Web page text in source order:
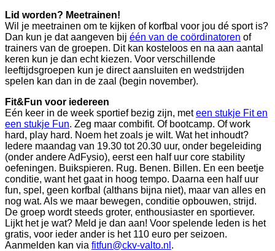
Lid worden? Meetrainen!
Wil je meetrainen om te kijken of korfbal voor jou dé sport is?
Dan kun je dat aangeven bij één van de coördinatoren of
trainers van de groepen. Dit kan kosteloos en na aan aantal
keren kun je dan echt kiezen. Voor verschillende
leeftijdsgroepen kun je direct aansluiten en wedstrijden
spelen kan dan in de zaal (begin november).
Fit&Fun voor iedereen
Eén keer in de week sportief bezig zijn, meteen stukje Fit en
een stukje Fun. Zeg maar combifit. Of bootcamp. Of work
hard, play hard. Noem het zoals je wilt. Wat het inhoudt?
Iedere maandag van 19.30 tot 20.30 uur, onder begeleiding
(onder andere AdFysio), eerst een half uur core stability
oefeningen. Buikspieren. Rug. Benen. Billen. En een beetje
conditie, want het gaat in hoog tempo. Daarna een half uur
fun, spel, geen korfbal (althans bijna niet), maar van alles en
nog wat. Als we maar bewegen, conditie opbouwen, strijd.
De groep wordt steeds groter, enthousiaster en sportiever.
Lijkt het je wat? Meld je dan aan! Voor spelende leden is het
gratis, voor ieder ander is het 110 euro per seizoen.
Aanmelden kan via fitfun@ckv-valto.nl .